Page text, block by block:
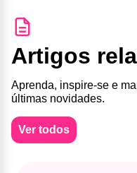
Artigos
Aprenda, inspire-se e
últimas novidades.
Ver todos